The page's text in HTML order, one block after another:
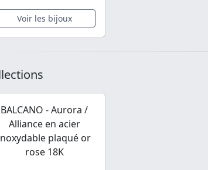
Voir les bijoux
BALCANO - Aurora /
Alliance en acier
plaqué or
rose 18K